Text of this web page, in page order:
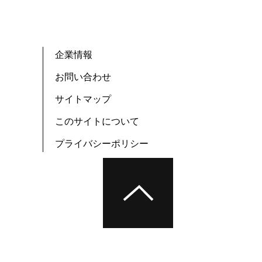
企業情報
お問い合わせ
サイトマップ
このサイトについて
プライバシーポリシー